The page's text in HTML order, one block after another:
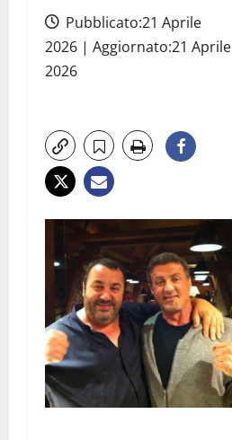
Pubblicato:21 Aprile
2026 | Aggiornato:21 Aprile
2026